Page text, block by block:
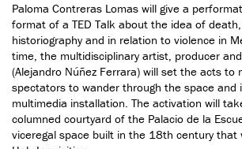
Paloma Contreras Lomas will give a
format of a TED Talk about the idea of
historiography and in relation to violence in
time, the multidisciplinary artist, producer
(Alejandro Núñez Ferrara) will set the acts to
spectators to wander through the space and
multimedia installation. The activation will
columned courtyard of the Palacio de la
viceregal space built in the 18th century